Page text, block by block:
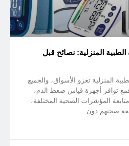
المنزلية: نصائح قبل
المنزلية تغزو الأسواق، والجميع
فمع توافر أجهزة قياس ضغط الدم،
المؤشرات الصحية المختلفة،
صحتهم دون